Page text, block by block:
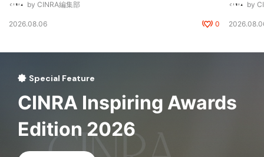
by CINRA編集部
2026.08.06 0
by
Special Feature
CINRA Inspiring Awards
Edition 2026